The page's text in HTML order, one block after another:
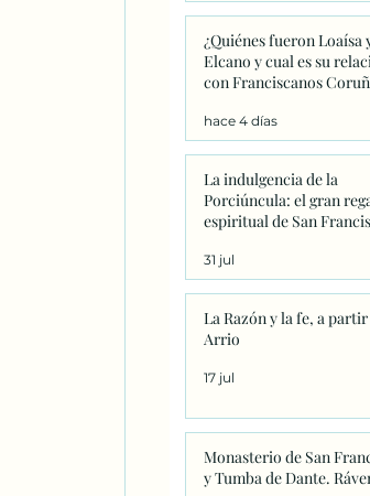
¿Quiénes fueron Loaísa
Elcano y cual es su
con Franciscanos
hace 4 días
La indulgencia de la
Porciúncula: el gran
espiritual de San
significado único
31 jul
La Razón y la fe, a
Arrio
17 jul
Monasterio de San
y Tumba de Dante.